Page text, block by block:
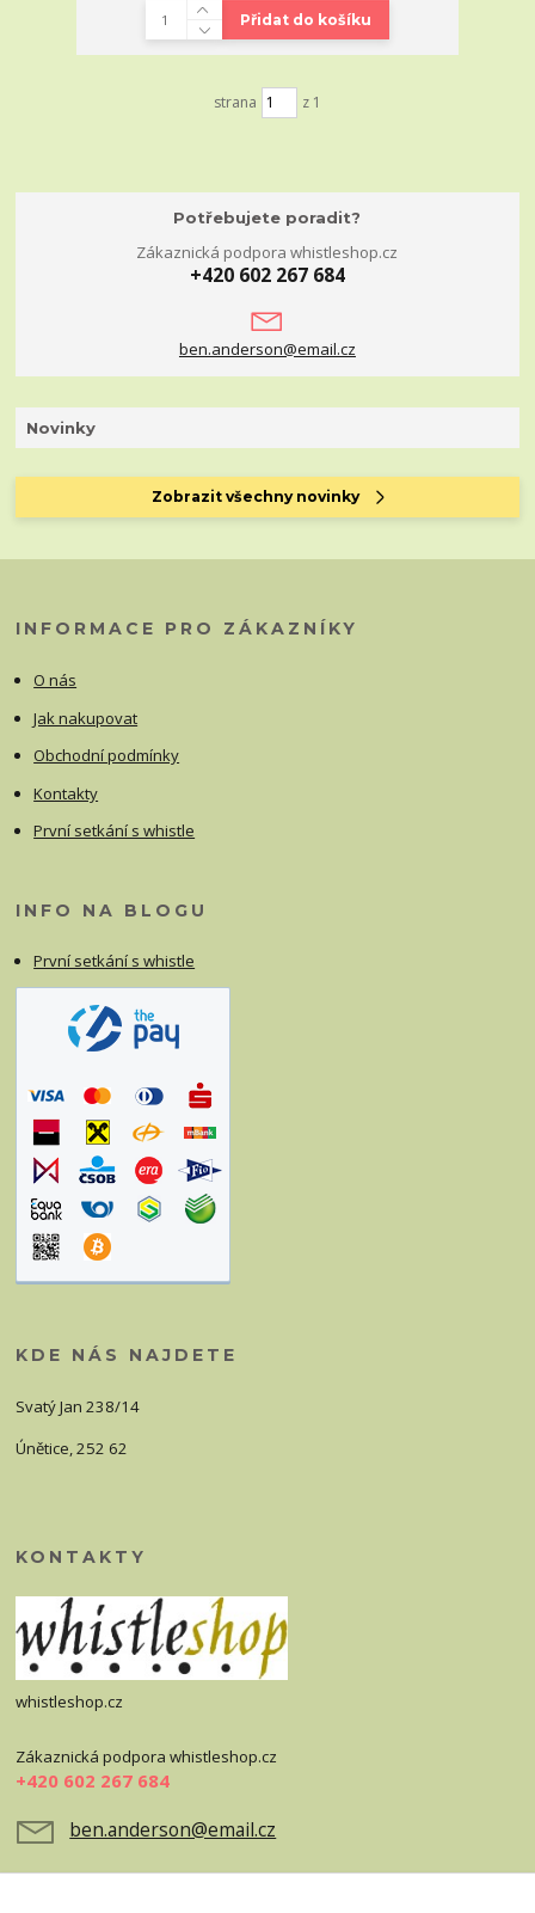
Přidat do košíku
strana z 1
Potřebujete poradit?
Zákaznická podpora whistleshop.cz
+420 602 267 684
ben.anderson@email.cz
Novinky
Zobrazit všechny novinky
INFORMACE PRO ZÁKAZNÍKY
O nás
Jak nakupovat
Obchodní podmínky
Kontakty
První setkání s whistle
INFO NA BLOGU
První setkání s whistle
KDE NÁS NAJDETE
Svatý Jan 238/14
Únětice, 252 62
KONTAKTY
whistleshop.cz
Zákaznická podpora whistleshop.cz
+420 602 267 684
ben.anderson@email.cz